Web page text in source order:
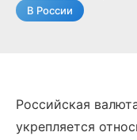
В России
Российская
укрепляется